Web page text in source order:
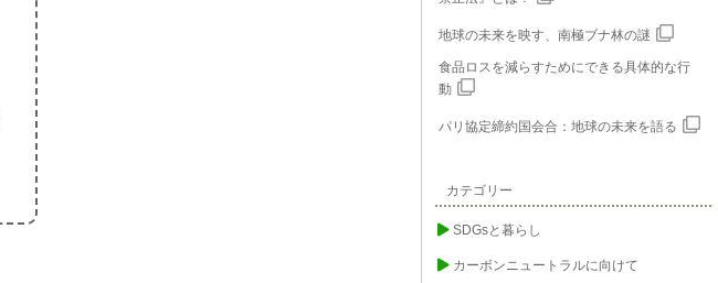
地球の未来を映す、南極ブナ林の謎
食品ロスを減らすためにできる具体的な行
動
パリ協定締約国会合：地球の未来を語る
カテゴリー
SDGsと暮らし
カーボンニュートラルに向けて